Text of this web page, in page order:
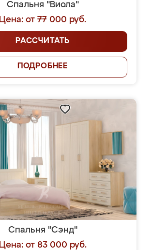
Спальня "Виола"
Цена: от 77 000 руб.
РАССЧИТАТЬ
ПОДРОБНЕЕ
Спальня "Сэнд"
Цена: от 83 000 руб.